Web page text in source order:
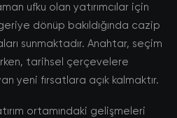
ufku olan yatırımcılar için
dönüp bakıldığında cazip
sunmaktadır. Anahtar, seçim
tarihsel çerçevelere
yeni fırsatlara açık kalmaktır.
ortamındaki gelişmeleri